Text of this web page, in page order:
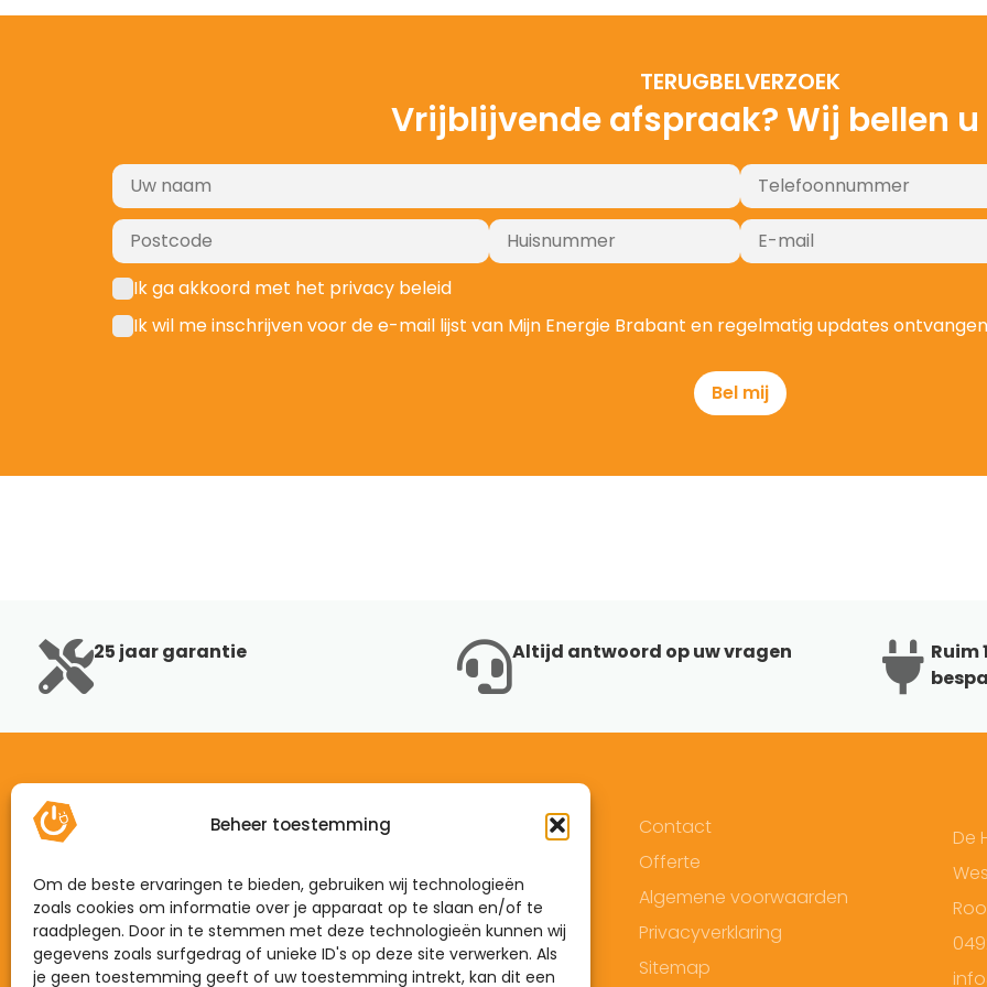
Beheer toestemming
Om de beste ervaringen te bieden, gebruiken wij technologieën
zoals cookies om informatie over je apparaat op te slaan en/of te
raadplegen. Door in te stemmen met deze technologieën kunnen wij
gegevens zoals surfgedrag of unieke ID's op deze site verwerken. Als
je geen toestemming geeft of uw toestemming intrekt, kan dit een
TERUGBELVERZOEK
Vrijblijvende afspraak? Wij bellen
Ik ga akkoord met het privacy beleid
Ik wil me inschrijven voor de e-mail lijst van Mijn Energie Brabant en regelmatig updates ontvangen
Bel mij
25 jaar garantie Altijd antwoord op uw vragen
Ruim
Home
Mijn energie
Dynamisch
Zonnepanelen
Laadpalen
Contact
Offerte
Algemene voorwaarden
Privacyverklaring
Sitemap
De